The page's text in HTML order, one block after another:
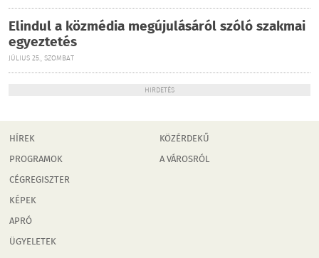
Elindul a közmédia megújulásáról szóló szakmai
egyeztetés
JÚLIUS 25., SZOMBAT
HIRDETÉS
HÍREK
PROGRAMOK
CÉGREGISZTER
KÉPEK
APRÓ
ÜGYELETEK
KÖZÉRDEKŰ
A VÁROSRÓL